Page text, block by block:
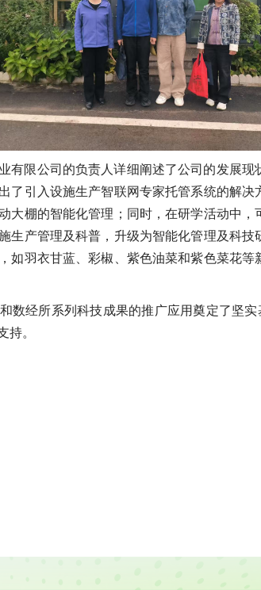
有限公司的负责人详细阐述了公司的发展
了引入设施生产智联网专家托管系统的解
大棚的智能化管理；同时，在研学活动中
生产管理及科普，升级为智能化管理及科
如羽衣甘蓝、彩椒、紫色油菜和紫色菜花
数经所系列科技成果的推广应用奠定了坚
持。